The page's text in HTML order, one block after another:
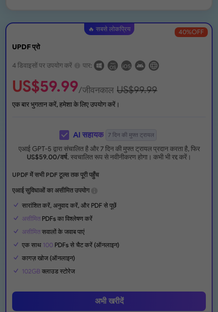
🔥 सबसे लोकप्रिय
UPDF प्रो
40%OFF
4 डिवाइसों पर उपयोग करें पार:
US$59.99/जीवनकाल US$99.99
एक बार भुगतान करें, हमेशा के लिए उपयोग करें।
AI सहायक 7 दिन की मुफ्त ट्रायल
एआई GPT-5 द्वारा संचालित है और 7 दिन की मुफ्त ट्रायल प्रदान करता है, फिर
US$59.00/वर्ष. स्वचालित रूप से नवीनीकरण होगा। कभी भी रद्द करें।
UPDF में सभी PDF टूल्स तक पूरी पहुँच
एआई सुविधाओं का असीमित उपयोग
सारांशित करें, अनुवाद करें, और PDF से पूछें
असीमित PDFs का विश्लेषण करें
असीमित सवालों के जवाब पाएं
एक साथ 100 PDFs से चैट करें (ऑनलाइन)
कागज़ खोज (ऑनलाइन)
102GB क्लाउड स्टोरेज
अभी खरीदें